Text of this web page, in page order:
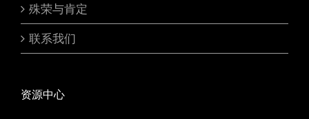
殊荣与肯定
联系我们
资源中心